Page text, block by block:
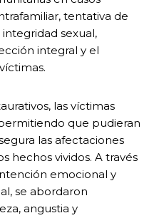
tentativa de
sexual,
integral y el
las víctimas
que pudieran
las afectaciones
hechos vividos. A través
emocional y
se abordaron
angustia y